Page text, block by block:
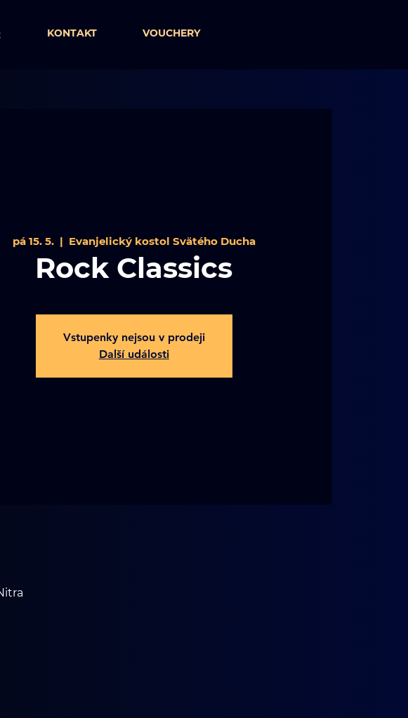
KONTAKT VOUCHERY
pá 15. 5.
  |
Evanjelický kostol Svätého Ducha
Rock Classics
Vstupenky nejsou v prodeji
Další události